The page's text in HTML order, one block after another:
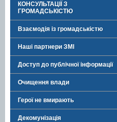
КОНСУЛЬТАЦІЇ З
ГРОМАДСЬКІСТЮ
Взаємодія із громадськістю
Наші партнери ЗМІ
Доступ до публічної інформації
Очищення влади
Герої не вмирають
Декомунізація